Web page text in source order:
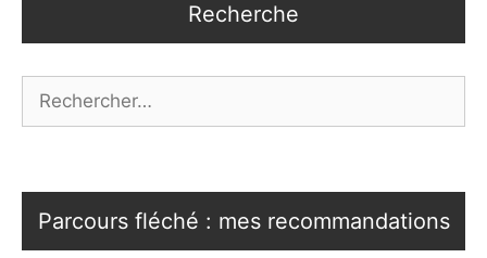
Recherche
Parcours fléché : mes recommandations